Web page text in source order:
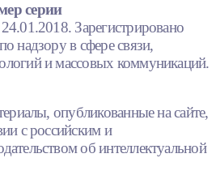
серии
Зарегистрировано
надзору в сфере связи,
и массовых коммуникаций.
опубликованные на сайте,
с российским и
об интеллектуальной